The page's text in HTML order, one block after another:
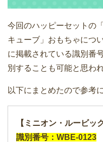
今回のハッピーセットの
キューブ」おもちゃにつ
に掲載されている識別番
別することも可能と思わ
以下にまとめたので参考
【ミニオン・ルービッ
識別番号：WBE-0123